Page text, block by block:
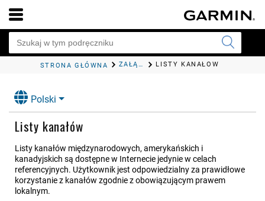
STRONA GŁÓWNA ZAŁĄCZNIK LISTY KANAŁÓW
Polski
Listy kanałów
Listy kanałów międzynarodowych, amerykańskich i
kanadyjskich są dostępne w Internecie jedynie w celach
referencyjnych. Użytkownik jest odpowiedzialny za prawidłowe
korzystanie z kanałów zgodnie z obowiązującym prawem
lokalnym.